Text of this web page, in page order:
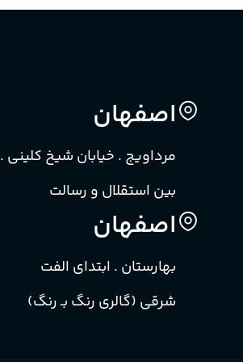
اصفهان
مرداویج . خیابان شیخ کلینی .
بین استقلال و رسالت
اصفهان
بهارستان . ابتدای الفت
شرقی (گالری رنگ بـ رنگ)